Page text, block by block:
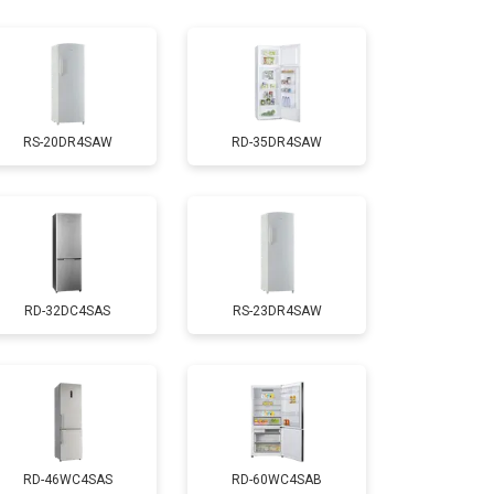
Заказать
2550 ₽ Заказать
Заказать
4750 ₽ Заказать
3650 ₽ Заказать
2550 ₽
RS-20DR4SAW RD-35DR4SAW
RD-32DC4SAS RS-23DR4SAW
RD-46WC4SAS RD-60WC4SAB